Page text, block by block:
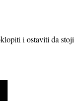
i ostaviti da stoji